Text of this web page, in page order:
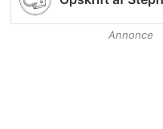
Annonce